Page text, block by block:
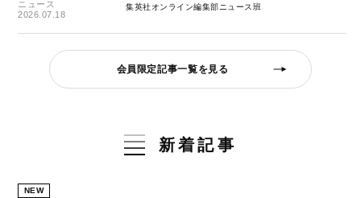
ニュース
2026.07.18
集英社オンライン編集部ニュース班
会員限定記事一覧を見る
新着記事
NEW